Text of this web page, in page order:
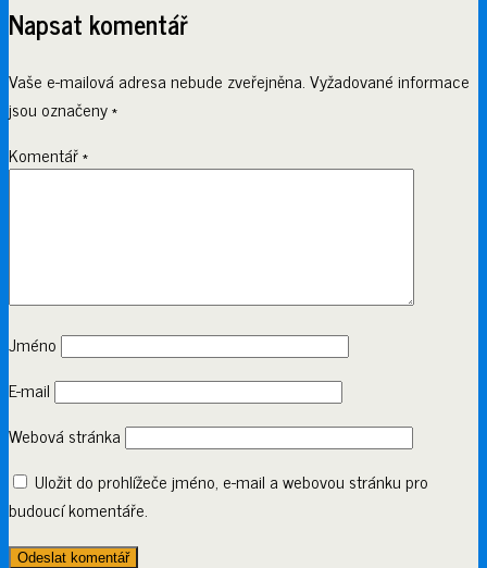
Napsat komentář
Vaše e-mailová adresa nebude zveřejněna.Vyžadované informace
jsou označeny*
Komentář*
Jméno
E-mail
Webová stránka
Uložit do prohlížeče jméno, e-mail a webovou stránku pro
budoucí komentáře.